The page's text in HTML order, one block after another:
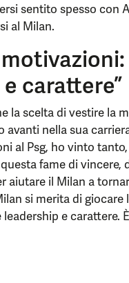
sentito spesso con
al Milan.
carattere”
la scelta di vestire la
avanti nella sua
al Psg, ho vinto
fame di vincere,
aiutare il Milan a
si merita di
e carattere.